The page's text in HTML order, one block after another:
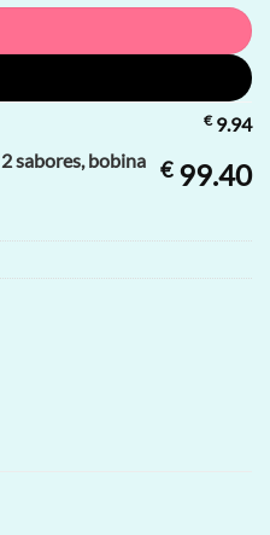
€9.94
sabores, bobina
€99.40